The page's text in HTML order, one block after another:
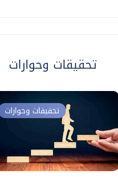
تحقيقات وحوارات
تحقيقات وحوارات